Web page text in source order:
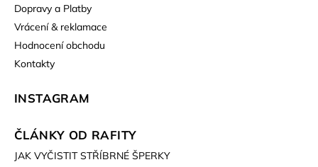
Dopravy a Platby
Vrácení & reklamace
Hodnocení obchodu
Kontakty
INSTAGRAM
ČLÁNKY OD RAFITY
JAK VYČISTIT STŘÍBRNÉ ŠPERKY